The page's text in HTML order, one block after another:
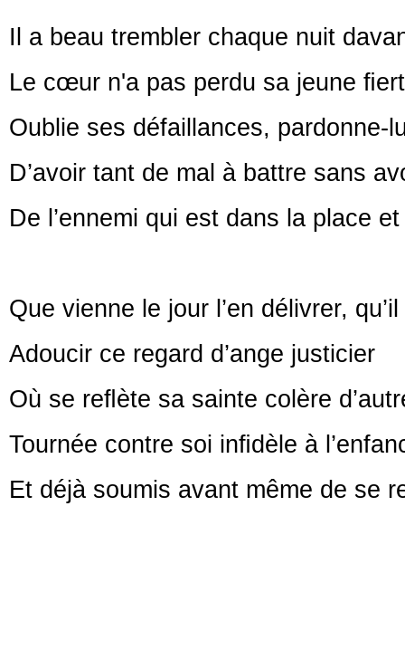
Il a beau trembler chaque nuit
Le cœur n'a pas perdu sa jeune
Oublie ses défaillances, pardonne-
D’avoir tant de mal à battre sans
De l’ennemi qui est dans la place
Que vienne le jour l’en délivrer,
Adoucir ce regard d’ange justicier
Où se reﬂète sa sainte colère
Tournée contre soi inﬁdèle à
Et déjà soumis avant même de se